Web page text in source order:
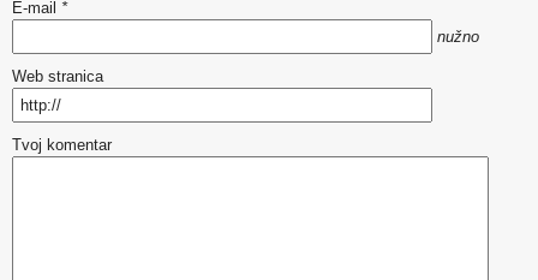
E-mail *
nužno
Web stranica
Tvoj komentar